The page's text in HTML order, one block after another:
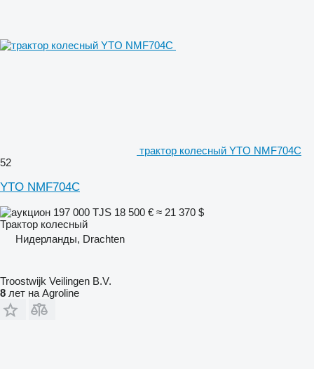
трактор колесный YTO NMF704C
52
YTO NMF704C
197 000 TJS 18 500 € ≈ 21 370 $
Трактор колесный
Нидерланды, Drachten
Troostwijk Veilingen B.V.
8 лет на Agroline